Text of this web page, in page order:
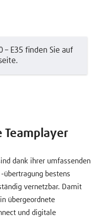
– E35 finden Sie auf
Teamplayer
dank ihrer umfassenden
übertragung bestens
vernetzbar. Damit
übergeordnete
und digitale